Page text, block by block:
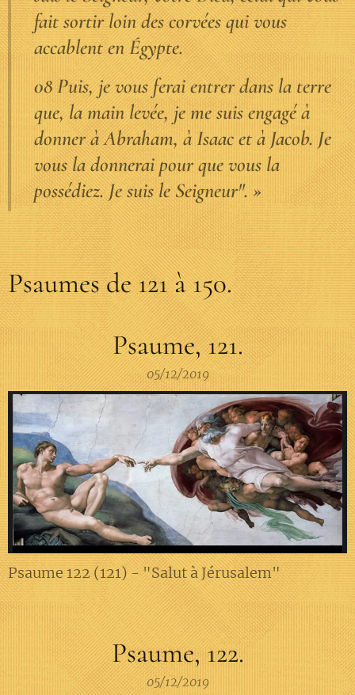
fait sortir loin des corvées qui vous
accablent en Égypte.
08 Puis, je vous ferai entrer dans la terre
que, la main levée, je me suis engagé à
donner à Abraham, à Isaac et à Jacob. Je
vous la donnerai pour que vous la
possédiez. Je suis le Seigneur". »
Psaumes de 121 à 150.
Psaume, 121.
05/12/2019
Psaume 122 (121) - "Salut à Jérusalem"
Psaume, 122.
05/12/2019